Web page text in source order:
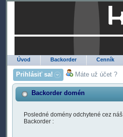
Úvod Backorder Cenník
Prihlásiť sa! Máte už účet ?
Backorder domén
Posledné domény odchytené cez náš
Backorder :